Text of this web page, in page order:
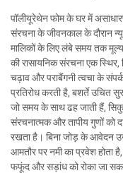
पॉलीयूरेथेन फोम के घर में
संरचना के जीवनकाल के दौरान
मालिकों के लिए लंबे समय तक
की रासायनिक संरचना एक स्थिर,
चढ़ाव और पराबैंगनी त्वचा के
प्रतिरोध करती है, बशर्ते उचित
जो समय के साथ ढह जाती हैं,
संरचनात्मक और तापीय गुणों को
रखता है। बिना जोड़ के आवेदन
आमतौर पर नमी का प्रवेश होता
फफूंद और सड़ांध को रोका जा